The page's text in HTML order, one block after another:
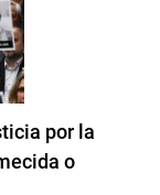
por la
o